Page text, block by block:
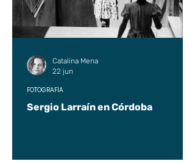
Sergio Larraín en Córdoba
FOTOGRAFÍA
Catalina Mena
22 jun